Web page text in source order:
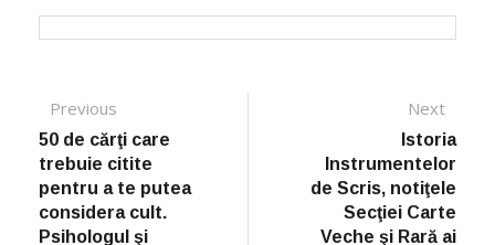
Post navigation
Previous
50 de cărţi care
trebuie citite
pentru a te putea
considera cult.
Psihologul şi
Next
post:
Istoria
Instrumentelor
de Scris, notiţele
Secţiei Carte
Veche şi Rară ai